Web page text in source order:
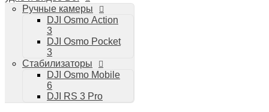
Ручные камеры
DJI Osmo Action
3
DJI Osmo Pocket
3
Стабилизаторы
DJI Osmo Mobile
6
DJI RS 3 Pro